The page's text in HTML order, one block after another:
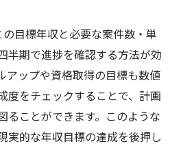
ITエンジニアの数値戦略と
目標年収と必要な案件数・単
半期で進捗を確認する方法が効
アップや資格取得の目標も数値
度をチェックすることで、計画
ることができます。このような
実的な年収目標の達成を後押し